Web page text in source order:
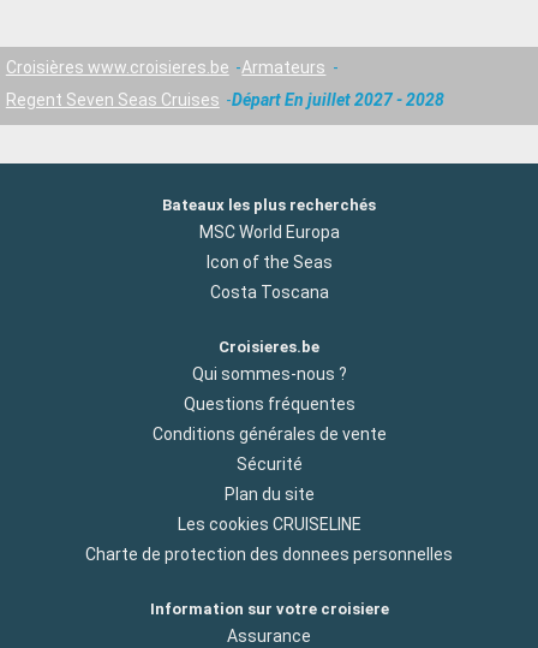
Croisières www.croisieres.be
Armateurs
Regent Seven Seas Cruises
Départ En juillet 2027 - 2028
Bateaux les plus recherchés
MSC World Europa
Icon of the Seas
Costa Toscana
Croisieres.be
Qui sommes-nous ?
Questions fréquentes
Conditions générales de vente
Sécurité
Plan du site
Les cookies CRUISELINE
Charte de protection des donnees personnelles
Information sur votre croisiere
Assurance